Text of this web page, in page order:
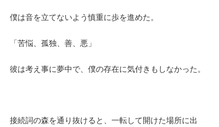
僕は音を立てないよう慎重に歩を進めた。
「苦悩、孤独、善、悪」
彼は考え事に夢中で、僕の存在に気付きもしなかった。
接続詞の森を通り抜けると、一転して開けた場所に出